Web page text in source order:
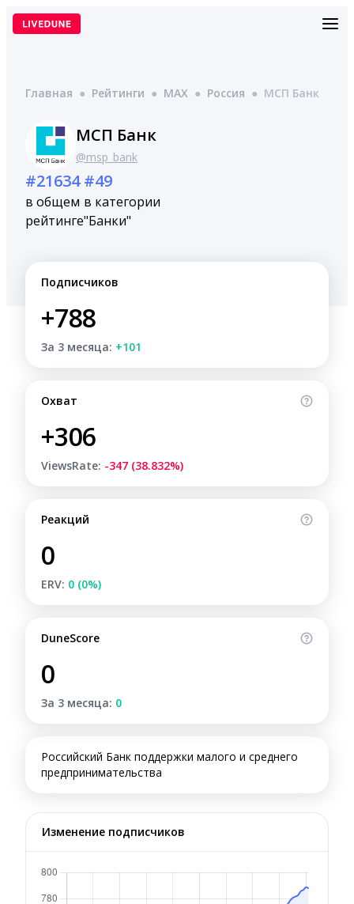
Перейти
Главная ● Рейтинги ● MAX ● Россия ● МСП Банк
МСП Банк
@msp_bank
#21634
в общем
рейтинге
#49
в категории
"Банки"
Подписчиков
+788
За 3 месяца: +101
Охват
+306
ViewsRate: -347 (38.832%)
Реакций
0
ERV: 0 (0%)
DuneScore
0
За 3 месяца: 0
Российский Банк поддержки малого и среднего
предпринимательства
Изменение подписчиков